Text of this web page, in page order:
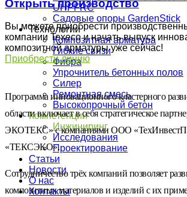
UHPFRC
Cадовые опоры GardenStick
Технологии
Композитная арматура
Гибкие связи
Фибра
Упрочнитель бетонных полов
Силер
Ремонтная смесь
Высокопрочный бетон
Компетенции
Инжиниринг
Исследования
Проектирование
Статьи
Новости
О нас
Контакты
Открыть производство
Вы можете приобрести
компании Texeco и начать выпуск
композитной арматуры уже сейчас!
Приобрести линию
Программа инновационного кластерного
области включает в себя стратегическое
ЭКОТЕКС» с компаниями ООО
«ТЕКСЭКО».
Сотрудничество трёх компаний позволяет
композитных материалов и изделий с их